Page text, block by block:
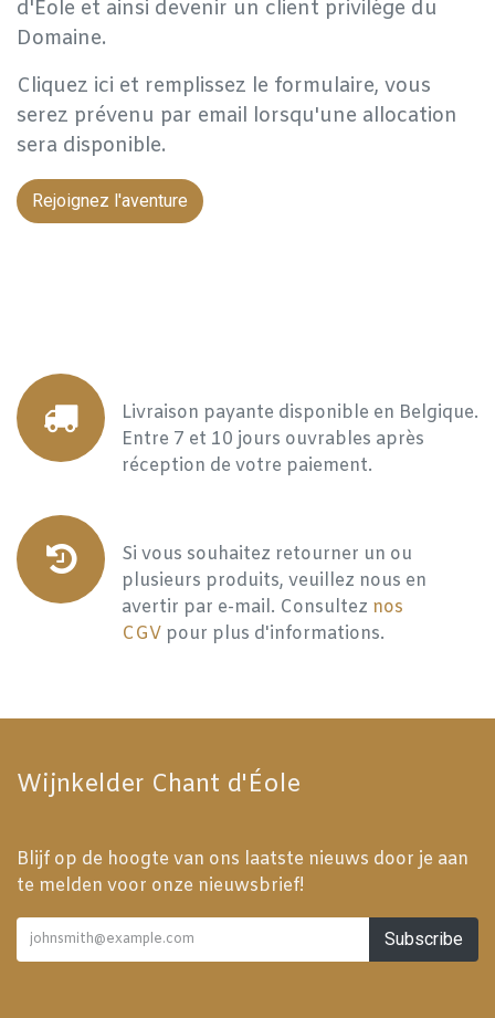
d'Eole et ainsi devenir un client privilège du
Domaine.
Cliquez ici et remplissez le formulaire, vous
serez prévenu par email lorsqu'une allocation
sera disponible.
Rejoignez l'aventure
Livraison payante disponible en Belgique.
Entre 7 et 10 jours ouvrables après
réception de votre paiement.
Si vous souhaitez retourner un ou
plusieurs produits, veuillez nous en
avertir par e-mail. Consultez nos
CGV pour plus d'informations.
Wijnkelder Chant d'Éole
Blijf op de hoogte van ons laatste nieuws door je aan
te melden voor onze nieuwsbrief!
Subscribe